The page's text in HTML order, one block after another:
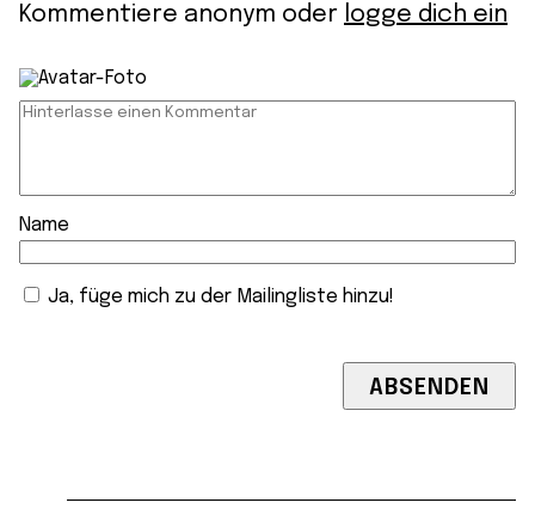
Kommentiere anonym oder logge dich ein
Name
Ja, füge mich zu der Mailingliste hinzu!